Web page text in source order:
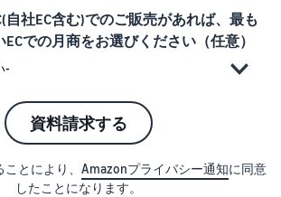
自社EC含む)でのご販売があれば、最も
での月商をお選びください（任意）
資料請求する
とにより、 Amazonプライバシー通知に同意
したことになります。